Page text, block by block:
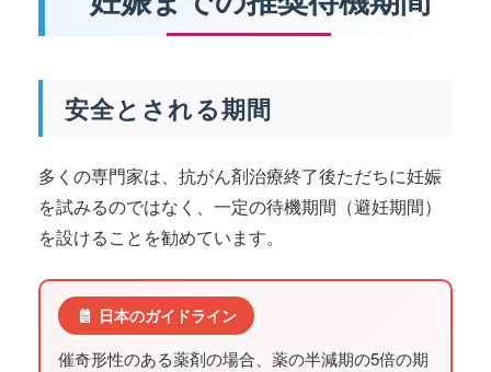
安全とされる期間
多くの専門家は、抗がん剤治療終了後ただちに妊娠
を試みるのではなく、一定の待機期間（避妊期間）
を設けることを勧めています。
日本のガイドライン
催奇形性のある薬剤の場合、薬の半減期の5倍の期